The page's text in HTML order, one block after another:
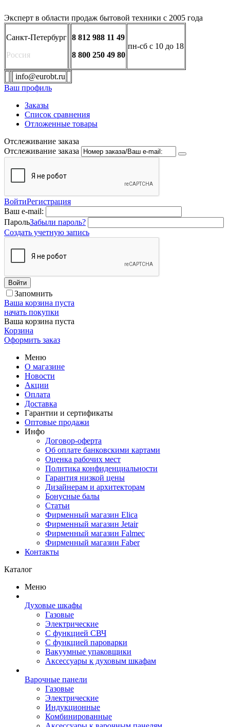
Эксперт в области продаж бытовой техники с 2005 года
Санкт-Петербург
Россия
8 812 988 11 49
8 800 250 49 80
пн-сб с 10 до 18
info@eurobt.ru
Ваш профиль
Заказы
Список сравнения
Отложенные товары
Отслеживание заказа
Отслеживание заказа
ВойтиРегистрация
Ваш e-mail:
ПарольЗабыли пароль?
Создать учетную запись
Войти
Запомнить
Ваша корзина пуста
начать покупки
Ваша корзина пуста
Корзина
Оформить заказ
Меню
О магазине
Новости
Акции
Оплата
Доставка
Гарантии и сертификаты
Оптовые продажи
Инфо
Договор-оферта
Об оплате банковскими картами
Оценка рабочих мест
Политика конфиденциальности
Гарантия низкой цены
Дизайнерам и архитекторам
Бонусные балы
Статьи
Фирменный магазин Elica
Фирменный магазин Jetair
Фирменный магазин Falmec
Фирменный магазин Faber
Контакты
Каталог
Меню
Духовые шкафы
Газовые
Электрические
С функцией СВЧ
С функцией пароварки
Вакуумные упаковщики
Аксессуары к духовым шкафам
Варочные панели
Газовые
Электрические
Индукционные
Комбинированные